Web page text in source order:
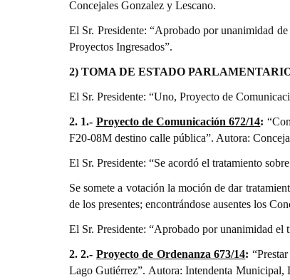
Concejales Gonzalez y Lescano.
El Sr. Presidente: “Aprobado por unanimidad
Proyectos Ingresados”.
2) TOMA DE ESTADO
El Sr. Presidente: “Uno, Proyecto de
2. 1.- Proyecto de Comunicación 672/14:
F20-08M destino calle pública”. Autora:
El Sr. Presidente: “Se acordó el tratamiento
Se somete a votación la moción de dar
de los presentes; encontrándose ausentes los
El Sr. Presidente: “Aprobado por unanimidad el
2. 2.- Proyecto de Ordenanza 673/14:
Lago Gutiérrez”. Autora: Intendenta